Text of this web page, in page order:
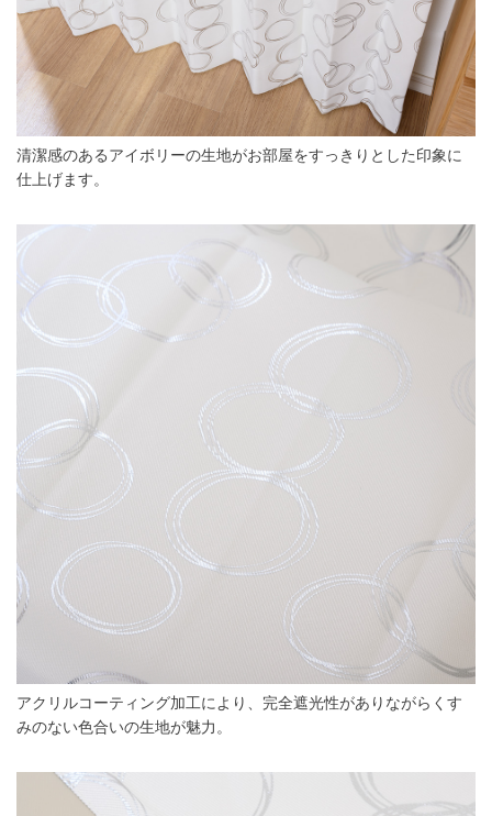
清潔感のあるアイボリーの生地がお部屋をすっきりとした印象に
仕上げます。
アクリルコーティング加工により、完全遮光性がありながらくす
みのない色合いの生地が魅力。